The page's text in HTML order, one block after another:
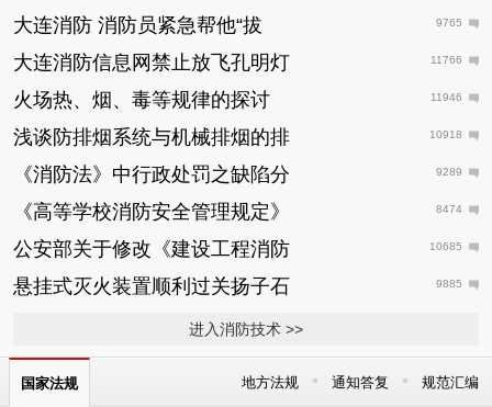
大连消防 消防员紧急帮他“拔 9765
大连消防信息网禁止放飞孔明灯 11766
火场热、烟、毒等规律的探讨 11946
浅谈防排烟系统与机械排烟的排 10918
《消防法》中行政处罚之缺陷分 9289
《高等学校消防安全管理规定》 8474
公安部关于修改《建设工程消防 10685
悬挂式灭火装置顺利过关扬子石 9885
进入消防技术 >>
国家法规 地方法规 • 通知答复 • 规范汇编